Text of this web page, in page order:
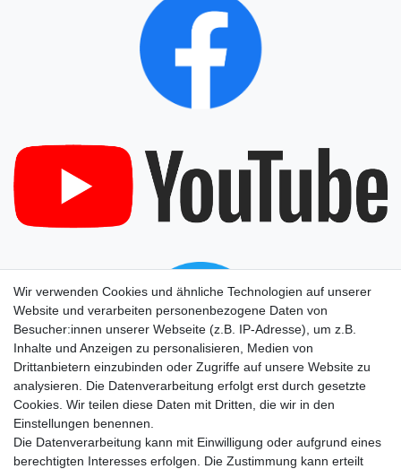
Wir verwenden Cookies und ähnliche Technologien auf unserer
Website und verarbeiten personenbezogene Daten von
Besucher:innen unserer Webseite (z.B. IP-Adresse), um z.B.
Inhalte und Anzeigen zu personalisieren, Medien von
Drittanbietern einzubinden oder Zugriffe auf unsere Website zu
analysieren. Die Datenverarbeitung erfolgt erst durch gesetzte
Cookies. Wir teilen diese Daten mit Dritten, die wir in den
Einstellungen benennen.
Die Datenverarbeitung kann mit Einwilligung oder aufgrund eines
berechtigten Interesses erfolgen. Die Zustimmung kann erteilt